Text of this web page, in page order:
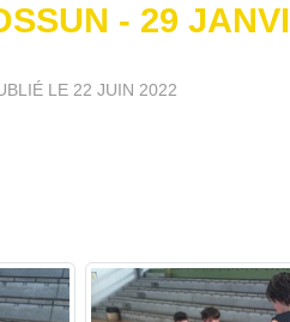
- 29
LE 22 JUIN 2022